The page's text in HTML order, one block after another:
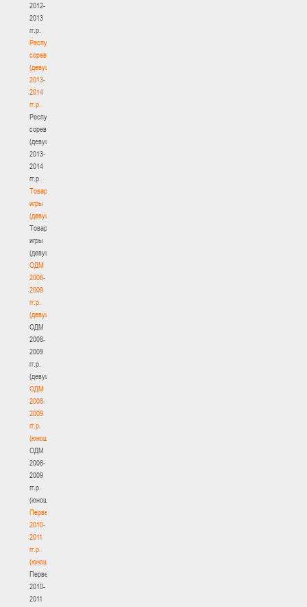
2012-
2013
гг.р.
Республиканские
соревнования
(девушки)
2013-
2014
гг.р.
Республиканские
соревнования
(девушки)
2013-
2014
гг.р.
Товарищеские
игры
(девушки)
Товарищеские
игры
(девушки)
ОДМ
2008-
2009
гг.р.
(девушки)
ОДМ
2008-
2009
гг.р.
(девушки)
ОДМ
2008-
2009
гг.р.
(юноши)
ОДМ
2008-
2009
гг.р.
(юноши)
Первенство
2010-
2011
гг.р.
(юноши)
Первенство
2010-
2011